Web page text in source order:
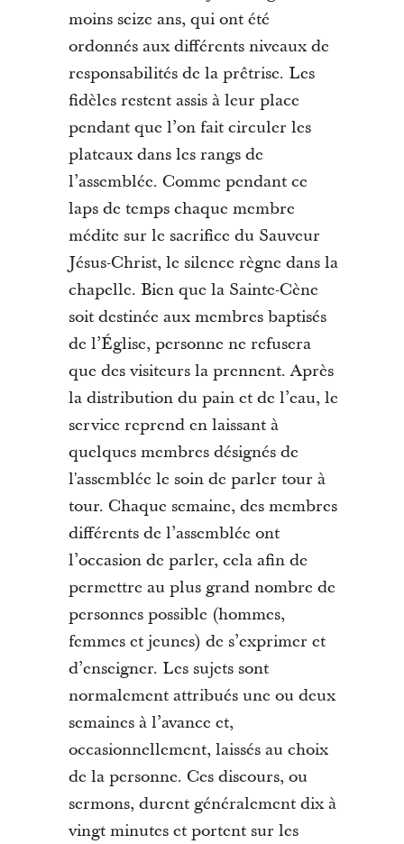
moins seize ans, qui ont été
ordonnés aux différents niveaux de
responsabilités de la prêtrise. Les
fidèles restent assis à leur place
pendant que l’on fait circuler les
plateaux dans les rangs de
l’assemblée. Comme pendant ce
laps de temps chaque membre
médite sur le sacrifice du Sauveur
Jésus-Christ, le silence règne dans la
chapelle. Bien que la Sainte-Cène
soit destinée aux membres baptisés
de l’Église, personne ne refusera
que des visiteurs la prennent. Après
la distribution du pain et de l’eau, le
service reprend en laissant à
quelques membres désignés de
l'assemblée le soin de parler tour à
tour. Chaque semaine, des membres
différents de l’assemblée ont
l’occasion de parler, cela afin de
permettre au plus grand nombre de
personnes possible (hommes,
femmes et jeunes) de s’exprimer et
d’enseigner. Les sujets sont
normalement attribués une ou deux
semaines à l’avance et,
occasionnellement, laissés au choix
de la personne. Ces discours, ou
sermons, durent généralement dix à
vingt minutes et portent sur les